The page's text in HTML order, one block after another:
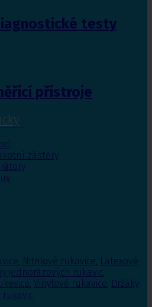
testy
přístroje
zástěry
, Nitrilové rukavice, Latexové
jednorázových rukavic,
, Vinylové rukavice, Držáky
rukavic